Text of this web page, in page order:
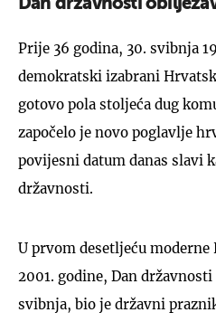
Dan državnosti
Prije 36 godina, 30. svibnja
demokratski izabrani
gotovo pola stoljeća dug
započelo je novo poglavlje
povijesni datum danas slavi
državnosti.
U prvom desetljeću moderne
2001. godine, Dan državnosti
svibnja, bio je državni